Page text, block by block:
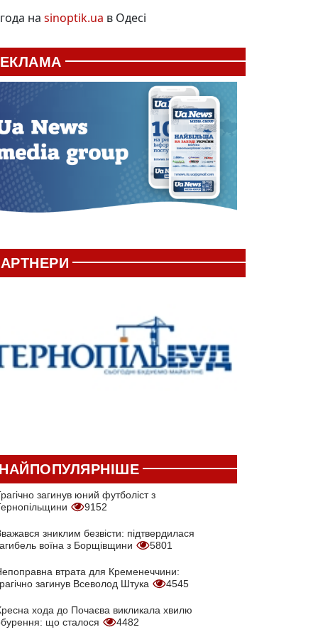
на sinoptik.ua в Одесі
загинув юний футболіст з
9152
зниклим безвісти: підтвердилася
воїна з Борщівщини
5801
втрата для Кременеччини:
загинув Всеволод Штука
4545
хода до Почаєва викликала хвилю
що сталося
4482